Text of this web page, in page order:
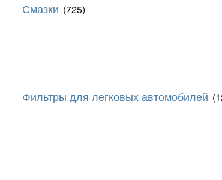
Смазки (725)
Фильтры для легковых автомобилей